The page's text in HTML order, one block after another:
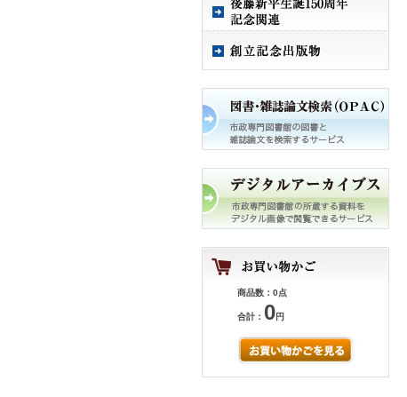
商品数：0点
合計： 0円